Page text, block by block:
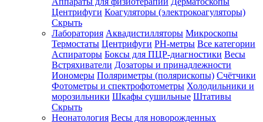
регистрироваться?
Все
покупки
одном
месте
Личный
менеджер
Отслеживание
статуса
Центрифуги Коагуляторы (электрокоагуляторы)
Скрыть
Лаборатория Аквадистилляторы Микроскопы
Термостаты Центрифуги PH-метры Все категории
Аспираторы Боксы для ПЦР-диагностики Весы
Встряхиватели Дозаторы и принадлежности
Иономеры Поляриметры (полярископы) Счётчики
Фотометры и спектрофотометры Холодильники и
морозильники Шкафы сушильные Штативы
Скрыть
Неонатология Весы для новорожденных